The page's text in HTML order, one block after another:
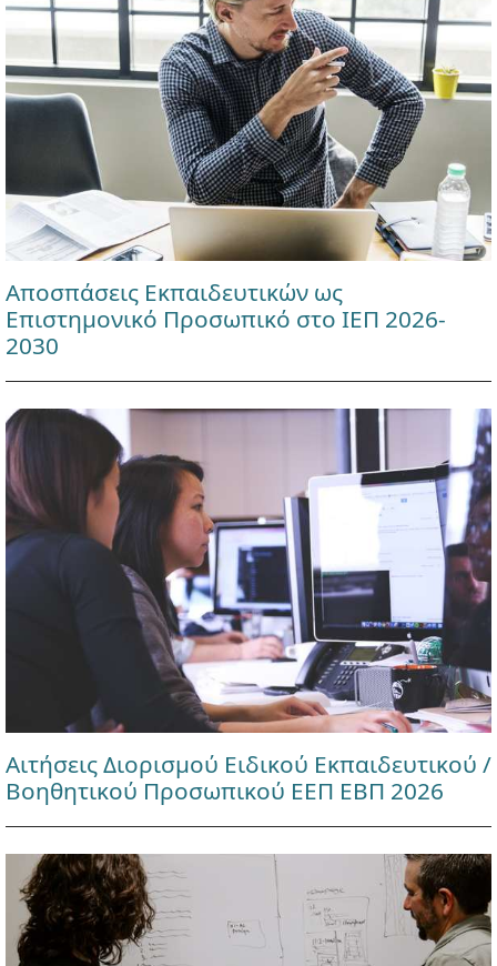
Αποσπάσεις Εκπαιδευτικών ως
Επιστημονικό Προσωπικό στο ΙΕΠ 2026-
2030
Αιτήσεις Διορισμού Ειδικού Εκπαιδευτικού /
Βοηθητικού Προσωπικού ΕΕΠ ΕΒΠ 2026